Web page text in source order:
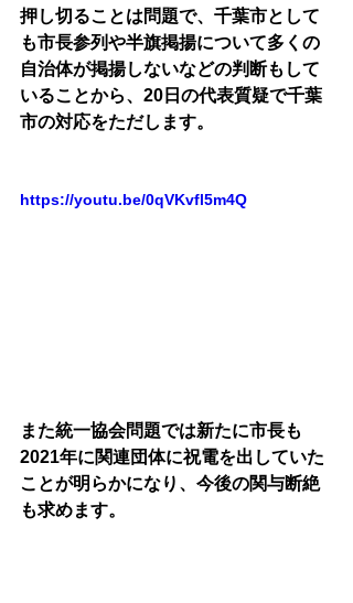
押し切ることは問題で、千葉市として
も市長参列や半旗掲揚について多くの
自治体が掲揚しないなどの判断もして
いることから、20日の代表質疑で千葉
市の対応をただします。
https://youtu.be/0qVKvfl5m4Q
また統一協会問題では新たに市長も
2021年に関連団体に祝電を出していた
ことが明らかになり、今後の関与断絶
も求めます。